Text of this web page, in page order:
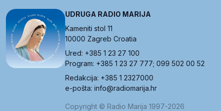
UDRUGA RADIO MARIJA
Kameniti stol 11
10000 Zagreb Croatia
Ured: +385 1 23 27 100
Program: +385 1 23 27 777; 099 502 00 52
Redakcija: +385 1 2327000
e-pošta: info@radiomarija.hr
Copyright © Radio Marija 1997-2026